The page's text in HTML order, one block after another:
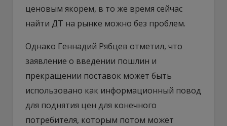
ценовым якорем, в то же время сейчас
найти ДТ на рынке можно без проблем.
Однако Геннадий Рябцев отметил, что
заявление о введении пошлин и
прекращении поставок может быть
использовано как информационный повод
для поднятия цен для конечного
потребителя, которым потом может